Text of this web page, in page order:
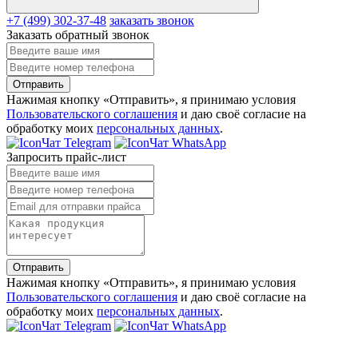
+7 (499) 302-37-48 заказать звонок
Заказать обратный звонок
Отправить
Нажимая кнопку «Отправить», я принимаю условия
Пользовательского соглашения и даю своё согласие на
обработку моих персональных данных.
Чат Telegram
Чат WhatsApp
Запросить прайс-лист
Отправить
Нажимая кнопку «Отправить», я принимаю условия
Пользовательского соглашения и даю своё согласие на
обработку моих персональных данных.
Чат Telegram
Чат WhatsApp